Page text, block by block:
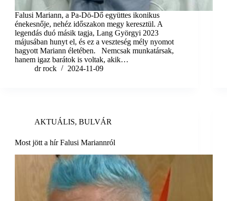
Falusi Mariann, a Pa-Dö-Dő együttes ikonikus
énekesnője, nehéz időszakon megy keresztül. A
legendás duó másik tagja, Lang Györgyi 2023
májusában hunyt el, és ez a veszteség mély nyomot
hagyott Mariann életében. Nemcsak munkatársak,
hanem igaz barátok is voltak, akik…
dr rock
2024-11-09
AKTUÁLIS, BULVÁR
Most jött a hír Falusi Mariannról